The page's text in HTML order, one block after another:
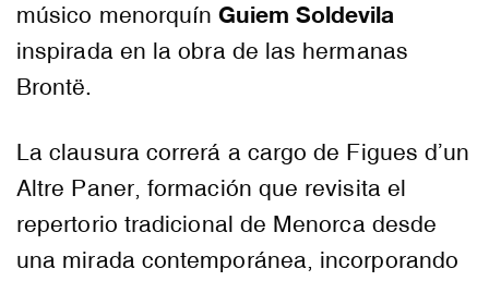
músico menorquínGuiem Soldevila
inspirada en la obra de las hermanas
Brontë.
La clausura correrá a cargo de Figues d’un
Altre Paner, formación que revisita el
repertorio tradicional de Menorca desde
una mirada contemporánea, incorporando